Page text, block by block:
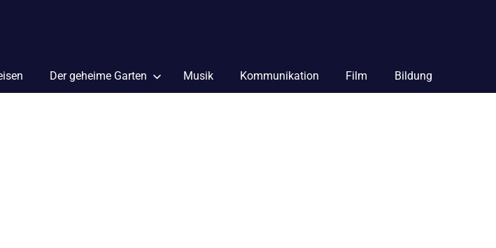
Der geheime Garten Musik Kommunikation Film Bildung